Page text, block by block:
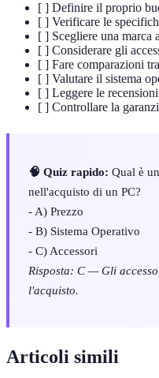
[ ] Definire il proprio
[ ] Verificare le
[ ] Scegliere una marca
[ ] Considerare gli
[ ] Fare comparazioni
[ ] Valutare il sistema
[ ] Leggere le
[ ] Controllare la
🧠 Quiz rapido: Qual è
nell'acquisto di un PC?
- A) Prezzo
- B) Sistema Operativo
- C) Accessori
Risposta: C — Gli
l'acquisto.
Articoli simili